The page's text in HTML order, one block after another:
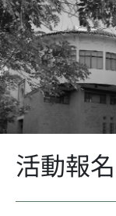
活動報名